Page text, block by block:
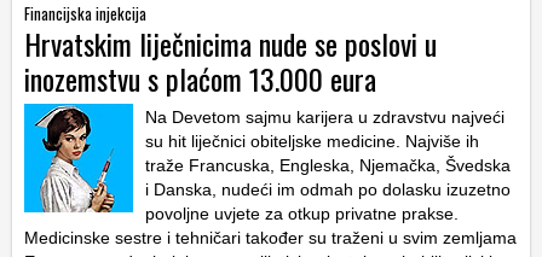
Financijska injekcija
Hrvatskim liječnicima nude se poslovi u
inozemstvu s plaćom 13.000 eura
Na Devetom sajmu karijera u zdravstvu najveći
su hit liječnici obiteljske medicine. Najviše ih
traže Francuska, Engleska, Njemačka, Švedska
i Danska, nudeći im odmah po dolasku izuzetno
povoljne uvjete za otkup privatne prakse.
Medicinske sestre i tehničari također su traženi u svim zemljama